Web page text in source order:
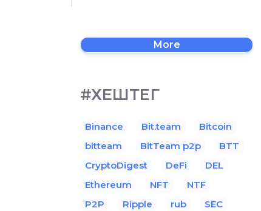
More
#ХЕШТЕГ
Binance Bit.team
Bitcoin
bitteam
BitTeam p2p
BTT
CryptoDigest
DeFi
DEL
Ethereum
NFT
NTF
P2P
Ripple rub
SEC